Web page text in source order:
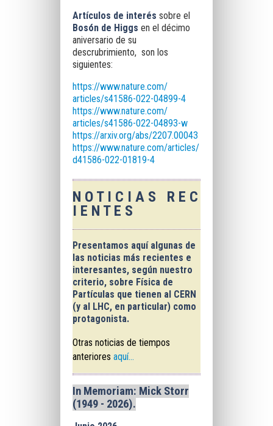
Artículos de interés sobre el
Bosón de Higgs en el décimo
aniversario de su
descrubrimiento, son los
siguientes:
https://www.nature.com/
articles/s41586-022-04899-4
https://www.nature.com/
articles/s41586-022-04893-w
https://arxiv.org/abs/2207.00043
https://www.nature.com/articles/
d41586-022-01819-4
N O T I C I A S R E C
I E N T E S
Presentamos aquí algunas de
las noticias más recientes e
interesantes, según nuestro
criterio, sobre Física de
Partículas que tienen al CERN
(y al LHC, en particular) como
protagonista.
Otras noticias de tiempos
anteriores aquí...
In Memoriam: Mick Storr
(1949 - 2026).